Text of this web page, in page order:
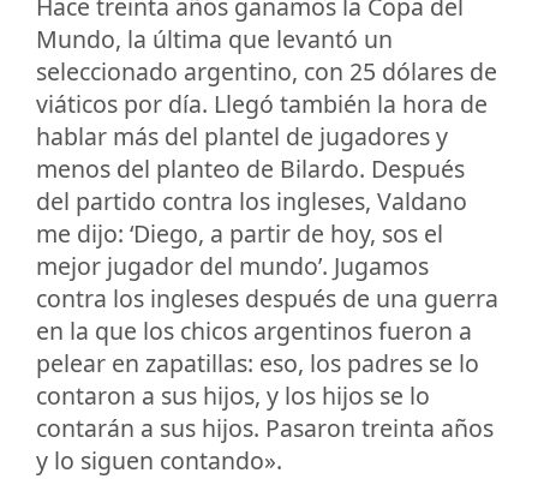
Hace treinta años ganamos la Copa del
Mundo, la última que levantó un
seleccionado argentino, con 25 dólares de
viáticos por día. Llegó también la hora de
hablar más del plantel de jugadores y
menos del planteo de Bilardo. Después
del partido contra los ingleses, Valdano
me dijo: ‘Diego, a partir de hoy, sos el
mejor jugador del mundo’. Jugamos
contra los ingleses después de una guerra
en la que los chicos argentinos fueron a
pelear en zapatillas: eso, los padres se lo
contaron a sus hijos, y los hijos se lo
contarán a sus hijos. Pasaron treinta años
y lo siguen contando».